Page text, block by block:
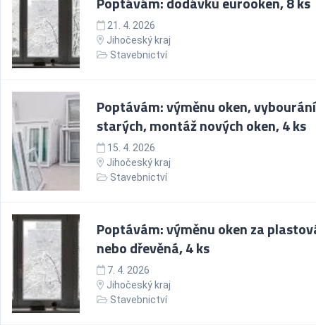
21. 4. 2026
Jihočeský kraj
Stavebnictví
Poptávám: výměnu oken, vybourání
starých, montáž nových oken, 4 ks
15. 4. 2026
Jihočeský kraj
Stavebnictví
Poptávám: výměnu oken za
nebo dřevěná, 4 ks
7. 4. 2026
Jihočeský kraj
Stavebnictví